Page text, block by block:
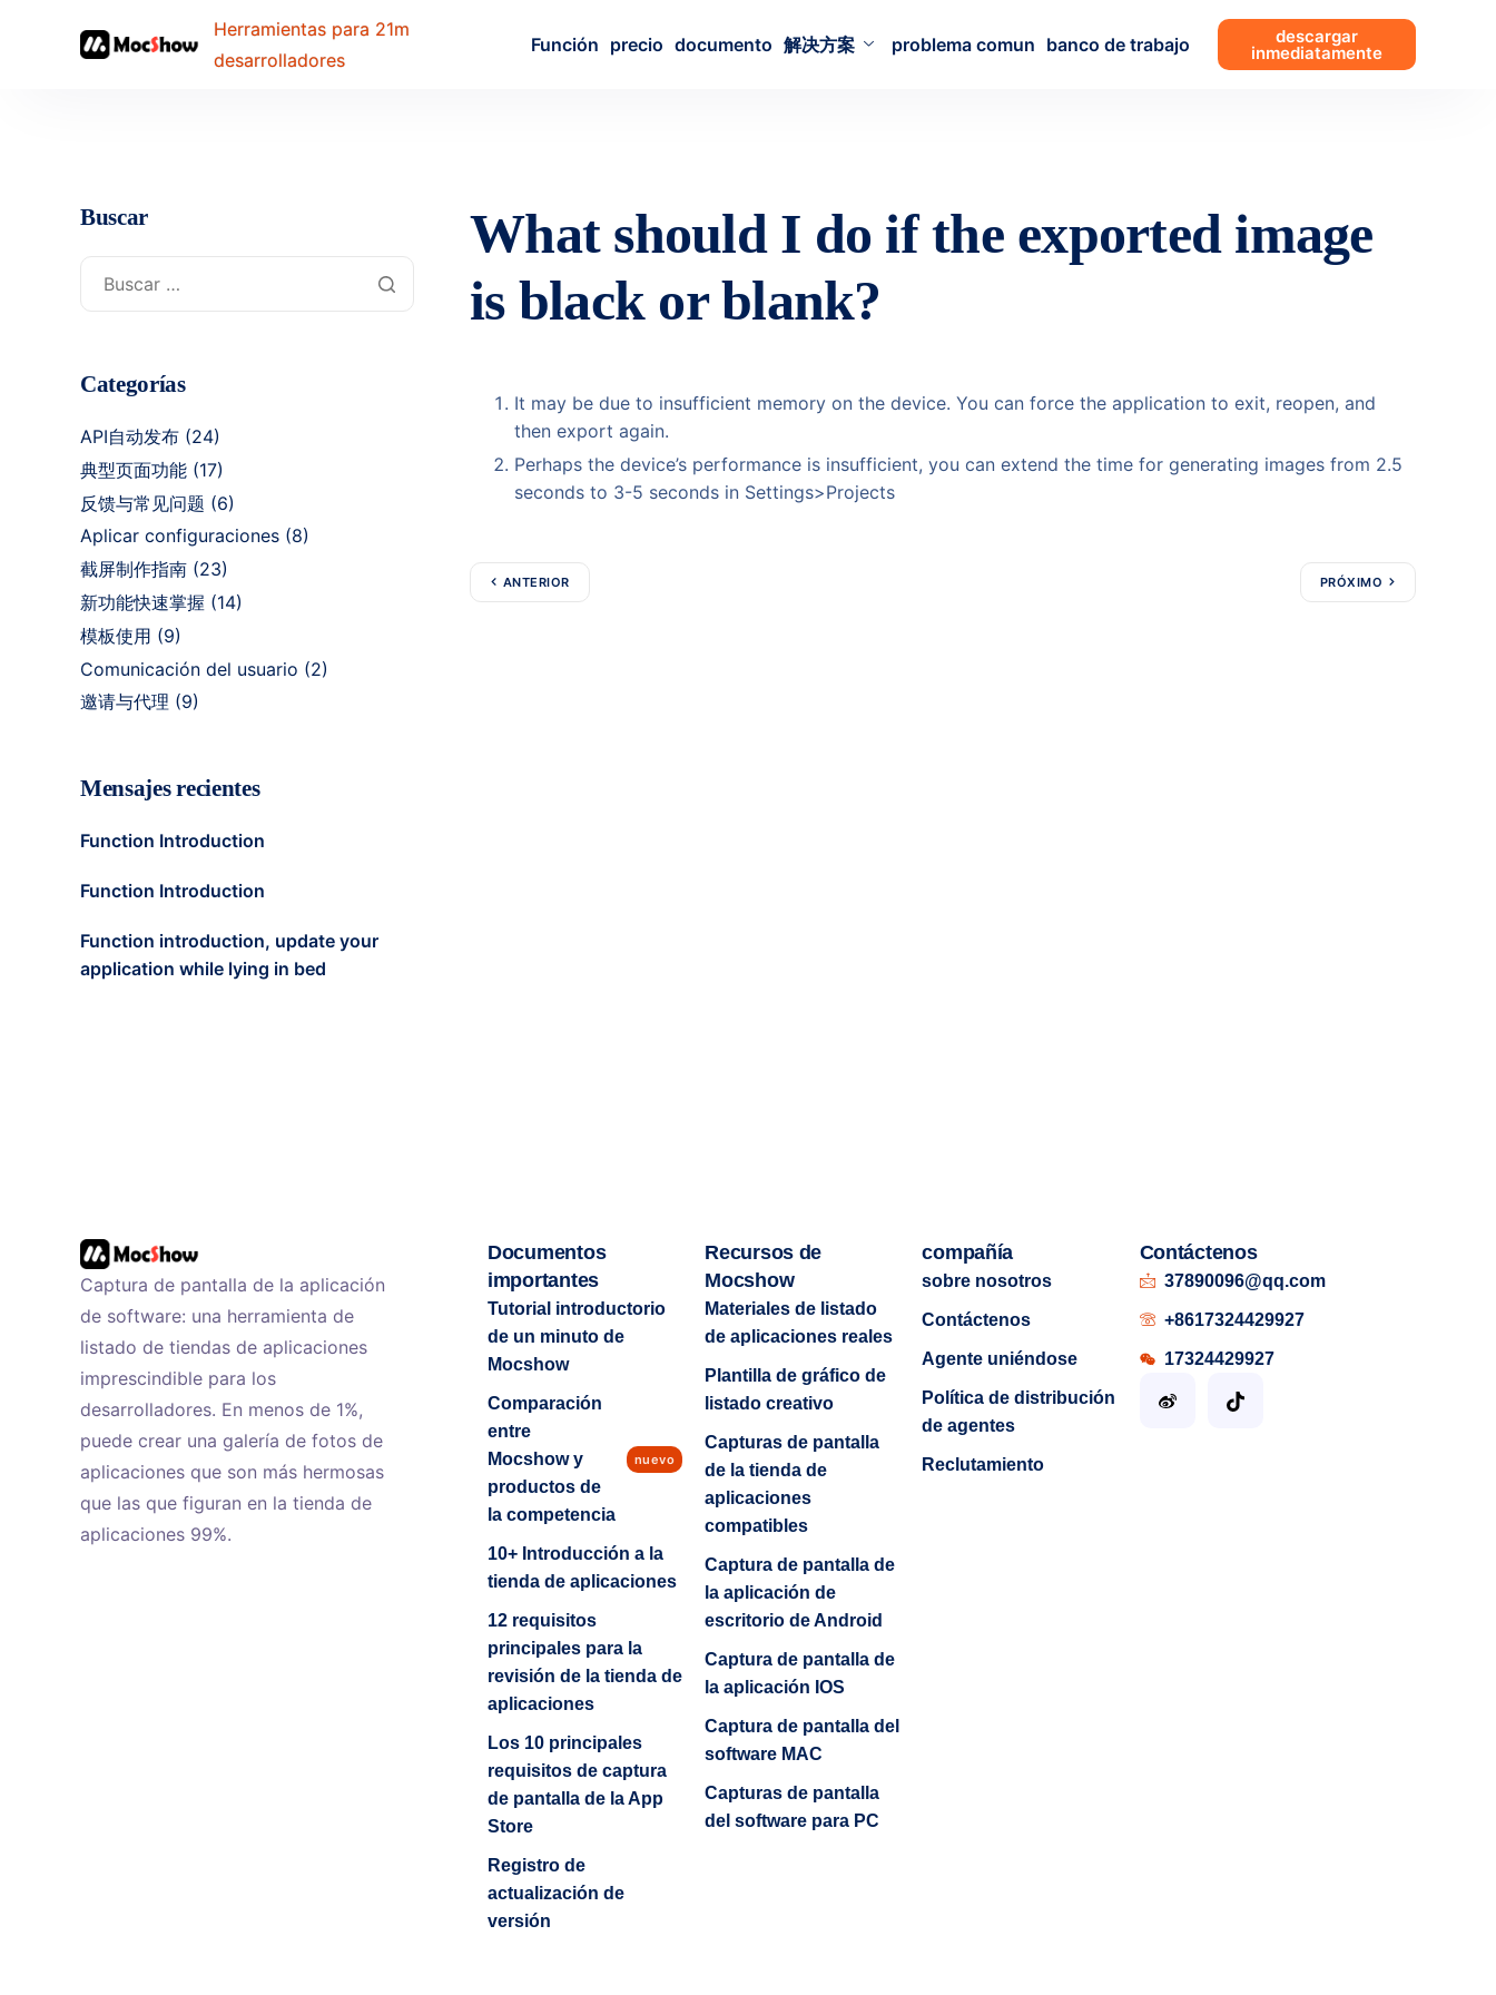
Herramientas para 21m
desarrolladores
Función precio documento 解决方案 problema comun banco de trabajo descargar
inmediatamente
What should I do if the exported image
is black or blank?
It may be due to insufficient memory on the device. You can force the application to exit, reopen, and
then export again.
Perhaps the device’s performance is insufficient, you can extend the time for generating images from 2.5
seconds to 3-5 seconds in Settings>Projects
ANTERIOR PRÓXIMO
Buscar
Categorías
API自动发布 (24)
典型页面功能 (17)
反馈与常见问题 (6)
Aplicar configuraciones (8)
截屏制作指南 (23)
新功能快速掌握 (14)
模板使用 (9)
Comunicación del usuario (2)
邀请与代理 (9)
Mensajes recientes
Function Introduction
Function Introduction
Function introduction, update your
application while lying in bed
Captura de pantalla de la aplicación
de software: una herramienta de
listado de tiendas de aplicaciones
imprescindible para los
desarrolladores. En menos de 1%,
puede crear una galería de fotos de
aplicaciones que son más hermosas
que las que figuran en la tienda de
aplicaciones 99%.
Documentos
importantes
Tutorial introductorio
de un minuto de
Mocshow
Comparación
entre
Mocshow y
productos de
la competencia
nuevo
10+ Introducción a la
tienda de aplicaciones
12 requisitos
principales para la
revisión de la tienda de
aplicaciones
Los 10 principales
requisitos de captura
de pantalla de la App
Store
Registro de
actualización de
versión
Recursos de
Mocshow
Materiales de listado
de aplicaciones reales
Plantilla de gráfico de
listado creativo
Capturas de pantalla
de la tienda de
aplicaciones
compatibles
Captura de pantalla de
la aplicación de
escritorio de Android
Captura de pantalla de
la aplicación IOS
Captura de pantalla del
software MAC
Capturas de pantalla
del software para PC
compañía
sobre nosotros
Contáctenos
Agente uniéndose
Política de distribución
de agentes
Reclutamiento
Contáctenos
37890096@qq.com
+8617324429927
17324429927